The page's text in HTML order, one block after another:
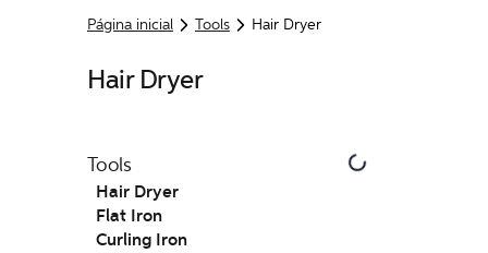
Página inicial Tools Hair Dryer
Hair Dryer
Tools
Hair Dryer
Flat Iron
Curling Iron